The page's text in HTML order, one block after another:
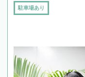
駐車場あり